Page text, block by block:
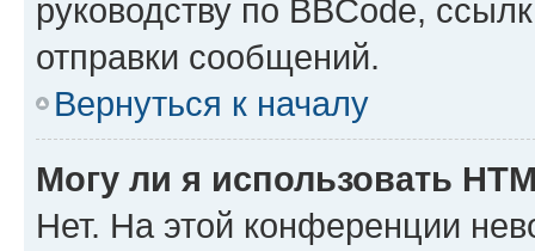
руководству по BBCode,
отправки сообщений.
Вернуться к началу
Могу ли я использовать
Нет. На этой конференции